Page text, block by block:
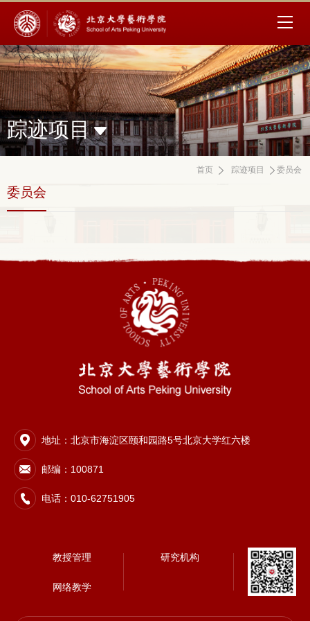
踪迹项目
首页 踪迹项目 委员会
委员会
地址：北京市海淀区颐和园路5号北京大学红六楼
邮编：100871
电话：010-62751905
教授管理 研究机构
网络教学